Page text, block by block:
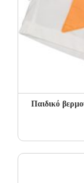
Παιδικό